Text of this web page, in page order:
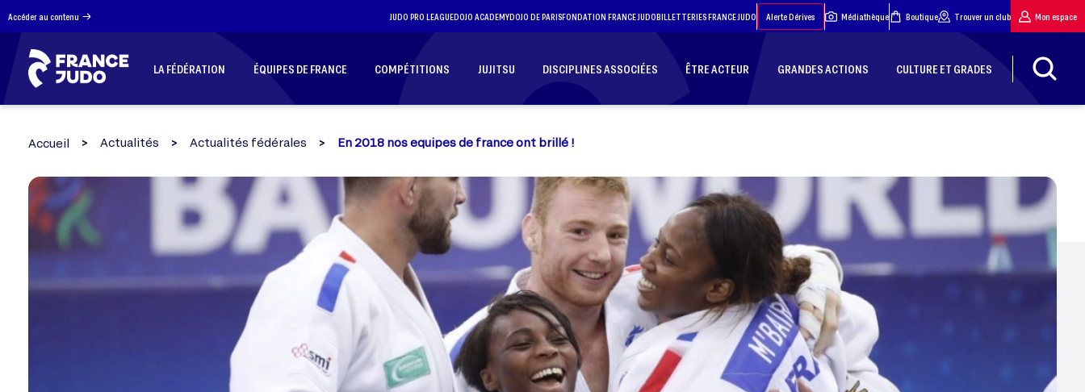
Accéder au contenu JUDO PRO LEAGUEDOJO ACADEMYDOJO DE PARISFONDATION FRANCE JUDOBILLETTERIES FRANCE JUDO Alerte Dérives Médiathèque Boutique Trouver un club Mon espace
LA FÉDÉRATION ÉQUIPES DE FRANCE COMPÉTITIONS JUJITSU DISCIPLINES ASSOCIÉES ÊTRE ACTEUR GRANDES ACTIONS CULTURE ET GRADES
Accueil Actualités Actualités fédérales En 2018 nos equipes de france ont brillé !
Panneau de gestion des cookies